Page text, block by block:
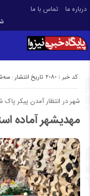
درباره ما تماس با ما
تاریخ انتشار : سه‌شنبه ۶ آذر کد خبر : 2080
شهر در انتظار آمدن پیکر پاک
مهدیشهر آماده